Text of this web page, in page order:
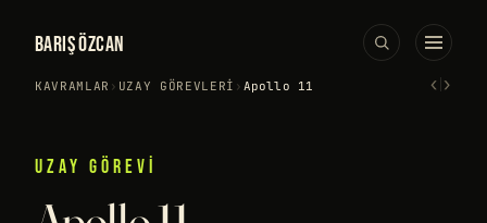
BARIŞ ÖZCAN
KAVRAMLAR › UZAY GÖREVLERI › Apollo 11 ‹›
UZAY GÖREVI